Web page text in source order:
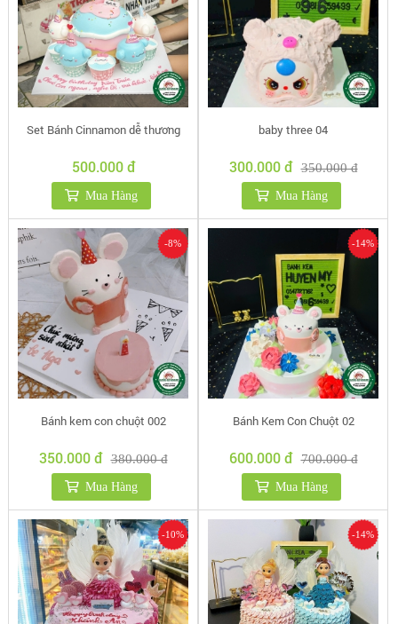
Set Bánh Cinnamon dễ thương
500.000 đ
Mua Hàng
baby three 04
300.000 đ 350.000 đ
Mua Hàng
Bánh kem con chuột 002
350.000 đ 380.000 đ
-8%
Mua Hàng
Bánh Kem Con Chuột 02
600.000 đ 700.000 đ
-14%
Mua Hàng
-10% -14%